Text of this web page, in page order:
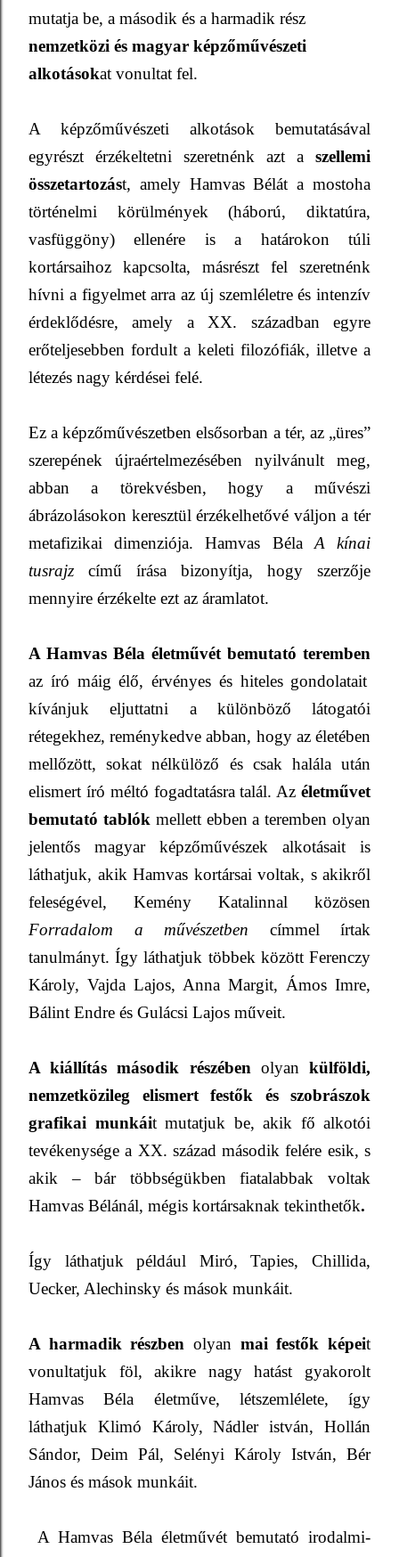
mutatja be, a második és a harmadik rész
nemzetközi és magyar képzőművészeti
alkotásokat vonultat fel.
A képzőművészeti alkotások bemutatásával
egyrészt érzékeltetni szeretnénk azt a szellemi
összetartozást, amely Hamvas Bélát a mostoha
történelmi körülmények (háború, diktatúra,
vasfüggöny) ellenére is a határokon túli
kortársaihoz kapcsolta, másrészt fel szeretnénk
hívni a figyelmet arra az új szemléletre és intenzív
érdeklődésre, amely a XX. században egyre
erőteljesebben fordult a keleti filozófiák, illetve a
létezés nagy kérdései felé.
Ez a képzőművészetben elsősorban a tér, az „üres”
szerepének újraértelmezésében nyilvánult meg,
abban a törekvésben, hogy a művészi
ábrázolásokon keresztül érzékelhetővé váljon a tér
metafizikai dimenziója. Hamvas Béla A kínai
tusrajz című írása bizonyítja, hogy szerzője
mennyire érzékelte ezt az áramlatot.
A Hamvas Béla életművét bemutató teremben
az író máig élő, érvényes és hiteles gondolatait
kívánjuk eljuttatni a különböző látogatói
rétegekhez, reménykedve abban, hogy az életében
mellőzött, sokat nélkülöző és csak halála után
elismert író méltó fogadtatásra talál. Az életművet
bemutató tablók mellett ebben a teremben olyan
jelentős magyar képzőművészek alkotásait is
láthatjuk, akik Hamvas kortársai voltak, s akikről
feleségével, Kemény Katalinnal közösen
Forradalom a művészetben címmel írtak
tanulmányt. Így láthatjuk többek között Ferenczy
Károly, Vajda Lajos, Anna Margit, Ámos Imre,
Bálint Endre és Gulácsi Lajos műveit.
A kiállítás második részében olyankülföldi,
nemzetközileg elismert festők és szobrászok
grafikai munkáit mutatjuk be, akik fő alkotói
tevékenysége a XX. század második felére esik, s
akik – bár többségükben fiatalabbak voltak
Hamvas Bélánál, mégis kortársaknak tekinthetők.
Így láthatjuk például Miró, Tapies, Chillida,
Uecker, Alechinsky és mások munkáit.
A harmadik részben olyan mai festők képeit
vonultatjuk föl, akikre nagy hatást gyakorolt
Hamvas Béla életműve, létszemlélete, így
láthatjuk Klimó Károly, Nádler istván, Hollán
Sándor, Deim Pál, Selényi Károly István, Bér
János és mások munkáit.
A Hamvas Béla életművét bemutató irodalmi-